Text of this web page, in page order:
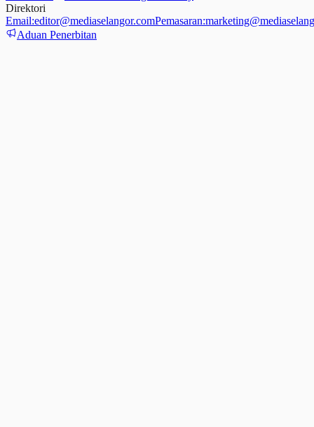
Direktori
Email:editor@mediaselangor.comPemasaran:
Aduan Penerbitan